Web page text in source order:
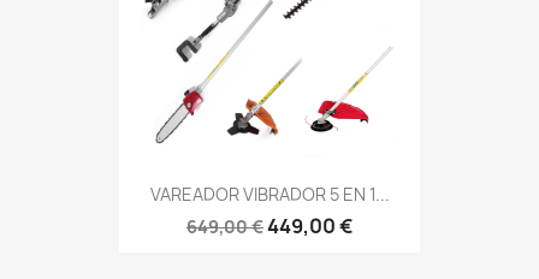
VAREADOR VIBRADOR 5 EN 1...
649,00 €449,00 €